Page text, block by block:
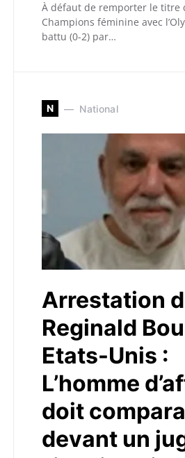
À défaut de remporter le titre
Champions féminine avec
battu (0-2) par…
N National
Arrestation
Reginald
Etats-Unis :
L’homme
doit
devant un